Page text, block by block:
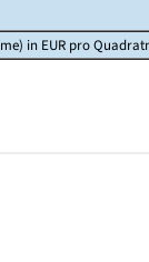
in EUR pro